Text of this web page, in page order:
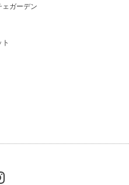
ェガーデン